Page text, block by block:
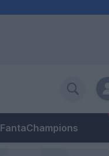
FantaChampions